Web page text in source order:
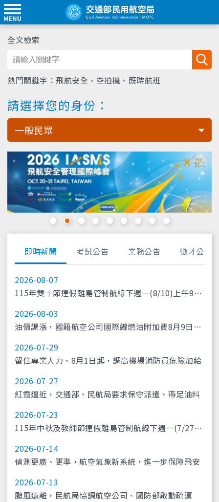
全文檢索
熱門關鍵字： 飛航安全 、 空拍機 、 既時航班
請選擇您的身份：
一般民眾
即時新聞 考試公告 業務公告 徵才公告
2026-08-07
115年雙十節連假離島管制航線下週一(8/10)上午9時
2026-08-03
油價調漲，國籍航空公司國際線燃油附加費8月9日起
2026-07-29
留住專業人力，8月1日起，調高機場消防員危險加給
2026-07-27
紅霞逼近，交通部、民航局要求保守派遣、帶足油料
2026-07-23
115年中秋及教師節連假離島管制航線下週一(7/27)
2026-07-14
偵測更廣、更準，航空氣象新系統，進一步保障飛安
2026-07-13
颱風遠離，民航局協調航空公司、國防部啟動疏運